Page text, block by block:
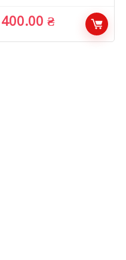
400.00₴